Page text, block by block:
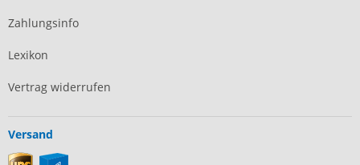
Zahlungsinfo
Lexikon
Vertrag widerrufen
Versand